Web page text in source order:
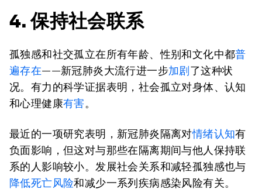
4. 保持社会联系
孤独感和社交孤立在所有年龄、性别和文化中都普
遍存在——新冠肺炎大流行进一步加剧 了这种状
况。有力的科学证据表明，社会孤立对身体、认知
和心理健康有害。
最近的一项研究表明，新冠肺炎隔离对情绪认知有
负面影响，但这对与那些在隔离期间与他人保持联
系的人影响较小。发展社会关系和减轻孤独感也与
降低死亡风险和减少一系列疾病感染风险有关。